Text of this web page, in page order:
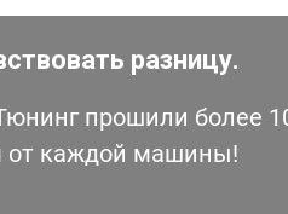
разницу.
прошили более
от каждой машины!